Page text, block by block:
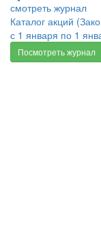
смотреть журнал
Каталог акций
с 1 января по 1
Посмотреть журнал